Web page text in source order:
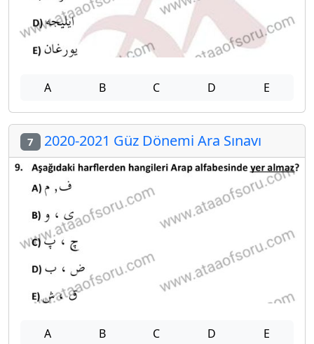
A B C D E
7 2020-2021 Güz Dönemi Ara Sınavı
A B C D E